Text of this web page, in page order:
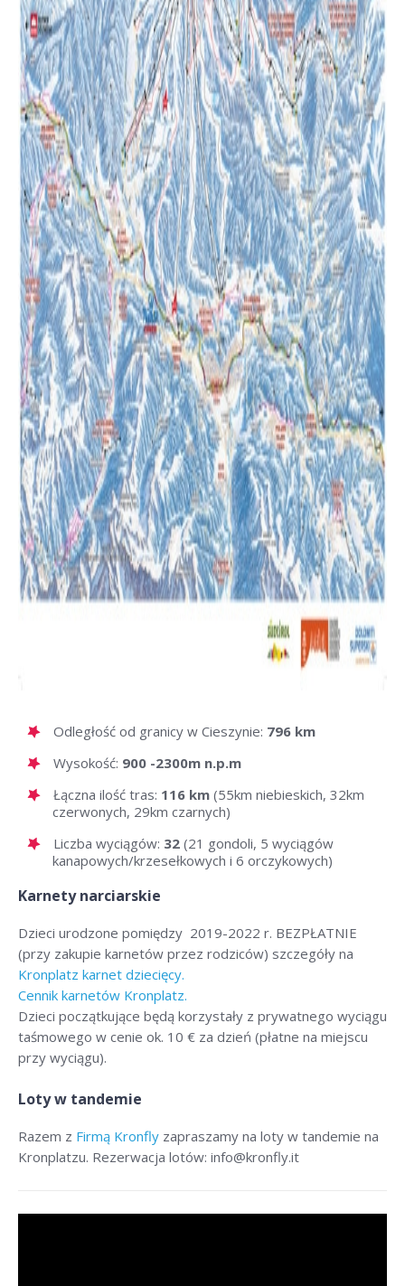
Odległość od granicy w Cieszynie: 796 km
Wysokość: 900 -2300m n.p.m
Łączna ilość tras: 116 km (55km niebieskich, 32km
czerwonych, 29km czarnych)
Liczba wyciągów: 32 (21 gondoli, 5 wyciągów
kanapowych/krzesełkowych i 6 orczykowych)
Karnety narciarskie
Dzieci urodzone pomiędzy 2019-2022 r. BEZPŁATNIE
(przy zakupie karnetów przez rodziców) szczegóły na
Kronplatz karnet dziecięcy.
Cennik karnetów Kronplatz.
Dzieci początkujące będą korzystały z prywatnego wyciągu
taśmowego w cenie ok. 10 € za dzień (płatne na miejscu
przy wyciągu).
Loty w tandemie
Razem z Firmą Kronfly zapraszamy na loty w tandemie na
Kronplatzu. Rezerwacja lotów: info@kronfly.it